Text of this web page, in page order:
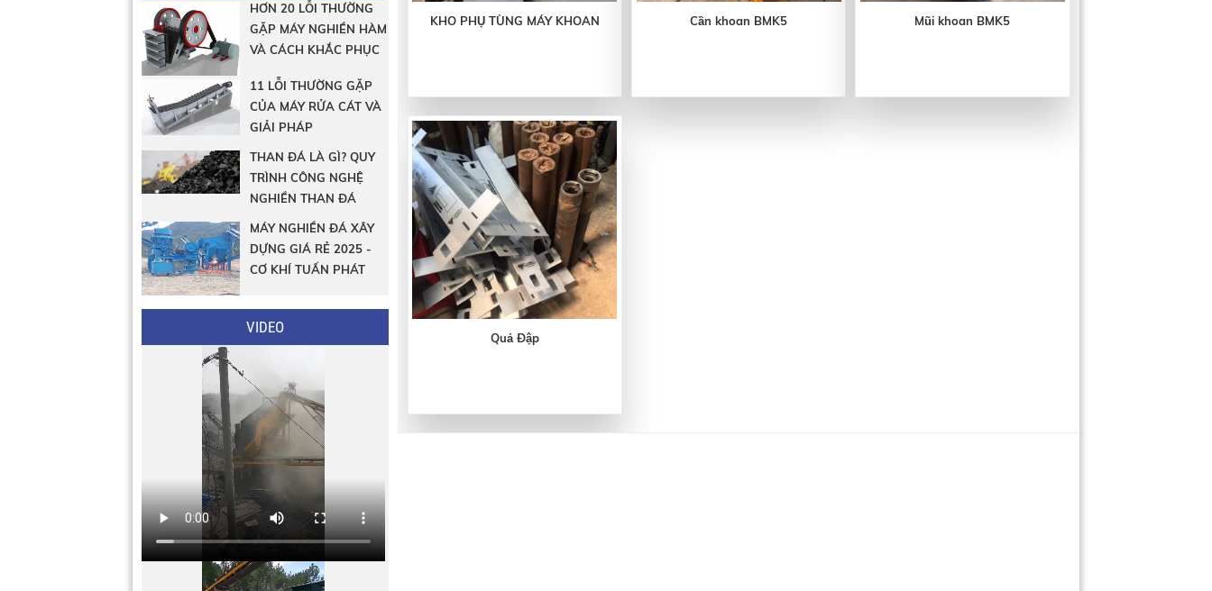
HƠN 20 LỖI THƯỜNG
GẶP MÁY NGHIỀN HÀM
VÀ CÁCH KHẮC PHỤC
11 LỖI THƯỜNG GẶP
CỦA MÁY RỬA CÁT VÀ
GIẢI PHÁP
THAN ĐÁ LÀ GÌ? QUY
TRÌNH CÔNG NGHỆ
NGHIỀN THAN ĐÁ
MÁY NGHIỀN ĐÁ XÂY
DỰNG GIÁ RẺ 2025 -
CƠ KHÍ TUẤN PHÁT
VIDEO
KHO PHỤ TÙNG MÁY KHOAN Cần khoan BMK5 Mũi khoan BMK5
Quả Đập